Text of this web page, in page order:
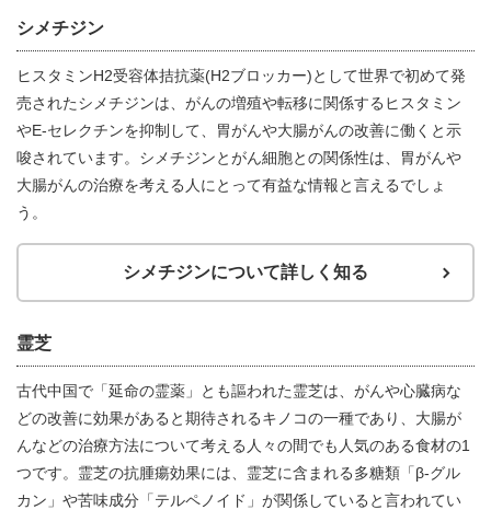
シメチジン
ヒスタミンH2受容体拮抗薬(H2ブロッカー)として世界で初めて発
売されたシメチジンは、がんの増殖や転移に関係するヒスタミン
やE-セレクチンを抑制して、胃がんや大腸がんの改善に働くと示
唆されています。シメチジンとがん細胞との関係性は、胃がんや
大腸がんの治療を考える人にとって有益な情報と言えるでしょ
う。
シメチジンについて詳しく知る
霊芝
古代中国で「延命の霊薬」とも謳われた霊芝は、がんや心臓病な
どの改善に効果があると期待されるキノコの一種であり、大腸が
んなどの治療方法について考える人々の間でも人気のある食材の1
つです。霊芝の抗腫瘍効果には、霊芝に含まれる多糖類「β-グル
カン」や苦味成分「テルペノイド」が関係していると言われてい